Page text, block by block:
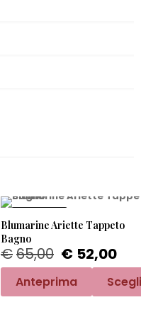
Blumarine Ariette Tappeto
Bagno
€65,00 € 52,00
Anteprima Scegli